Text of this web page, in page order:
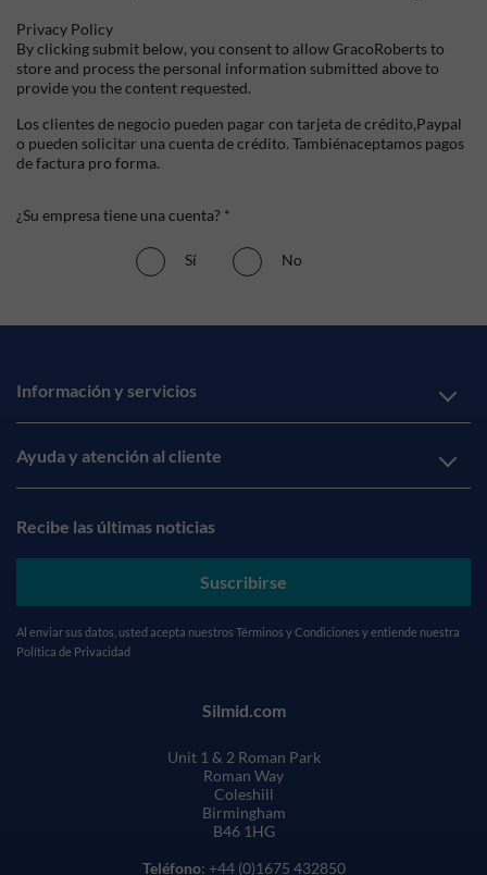
Privacy Policy
By clicking submit below, you consent to allow GracoRoberts to
store and process the personal information submitted above to
provide you the content requested.
Los clientes de negocio pueden pagar con tarjeta de crédito,Paypal
o pueden solicitar una cuenta de crédito. Tambiénaceptamos pagos
de factura pro forma.
¿Su empresa tiene una cuenta? *
Sí No
Información y servicios
Ayuda y atención al cliente
Recibe las últimas noticias
Suscribirse
Al enviar sus datos, usted acepta nuestros Términos y Condiciones y entiende nuestra
Política de Privacidad
Silmid.com
Unit 1 & 2 Roman Park
Roman Way
Coleshill
Birmingham
B46 1HG
Teléfono: +44 (0)1675 432850